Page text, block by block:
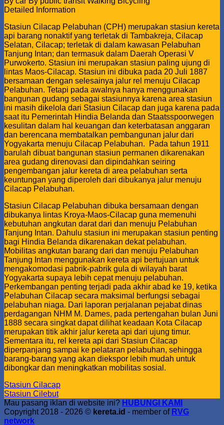
Detailed Information
Stasiun Cilacap Pelabuhan (CPH) merupakan stasiun kereta
api barang nonaktif yang terletak di Tambakreja, Cilacap
Selatan, Cilacap; terletak di dalam kawasan Pelabuhan
Tanjung Intan; dan termasuk dalam Daerah Operasi V
Purwokerto. Stasiun ini merupakan stasiun paling ujung di
lintas Maos-Cilacap. Stasiun ini dibuka pada 20 Juli 1887
bersamaan dengan selesainya jalur rel menuju Cilacap
Pelabuhan. Tetapi pada awalnya hanya menggunakan
bangunan gudang sebagai stasiunnya karena area stasiun
ini masih dikelola dari Stasiun Cilacap dan juga karena pada
saat itu Pemerintah Hindia Belanda dan Staatsspoorwegen
kesulitan dalam hal keuangan dan keterbatasan anggaran
dan berencana membatalkan pembangunan jalur dari
Yogyakarta menuju Cilacap Pelabuhan. Pada tahun 1911
barulah dibuat bangunan stasiun permanen dikarenakan
area gudang direnovasi dan dipindahkan seiring
pengembangan jalur kereta di area pelabuhan serta
keuntungan yang diperoleh dari dibukanya jalur menuju
Cilacap Pelabuhan.
Stasiun Cilacap Pelabuhan dibuka bersamaan dengan
dibukanya lintas Kroya-Maos-Cilacap guna memenuhi
kebutuhan angkutan darat dari dan menuju Pelabuhan
Tanjung Intan. Dahulu stasiun ini merupakan stasiun penting
bagi Hindia Belanda dikarenakan dekat pelabuhan.
Mobilitas angkutan barang dari dan menuju Pelabuhan
Tanjung Intan menggunakan kereta api bertujuan untuk
mengakomodasi pabrik-pabrik gula di wilayah barat
Yogyakarta supaya lebih cepat menuju pelabuhan.
Perkembangan penting terjadi pada akhir abad ke 19, ketika
Pelabuhan Cilacap secara maksimal berfungsi sebagai
pelabuhan niaga. Dari laporan perjalanan pejabat dinas
perdagangan NHM M. Dames, pada pertengahan bulan Juni
1888 secara singkat dapat dilihat keadaan Kota Cilacap
merupakan titik akhir jalur kereta api dari ujung timur.
Sementara itu, rel kereta api dari Stasiun Cilacap
diperpanjang sampai ke pelataran pelabuhan, sehingga
barang-barang yang akan diekspor lebih mudah untuk
dibongkar dan meningkatkan mobilitas sosial.
Stasiun Cilacap
Stasiun Cilebut
Mau pasang iklan di website ini? HUBUNGI KAMI
Copyright 2018 - 2026 © kereta.id - member of RVG
network